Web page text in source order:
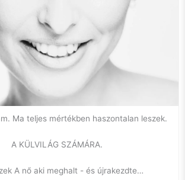
a diagnózist, hiszen a szó maga is már egy
hordoz – szükségem lenne arra, hogy
tudjam, mi a gond velem.
két lábon járó szorongás. Gyakorlatilag
óta. Miért van az, hogy nem tudok örülni
vagy egy katicabogárnak, miért
életűek az örömök az életemben.
a seggemen megülni, pihenni, önostorozás
egyébként. Leköltöztünk a rohanó
milyen a csend körülöttem. Erre nem
Ma teljes mértékben haszontalan leszek.
A KÜLVILÁG SZÁMÁRA.
A nő aki meghalt - és újrakezdte